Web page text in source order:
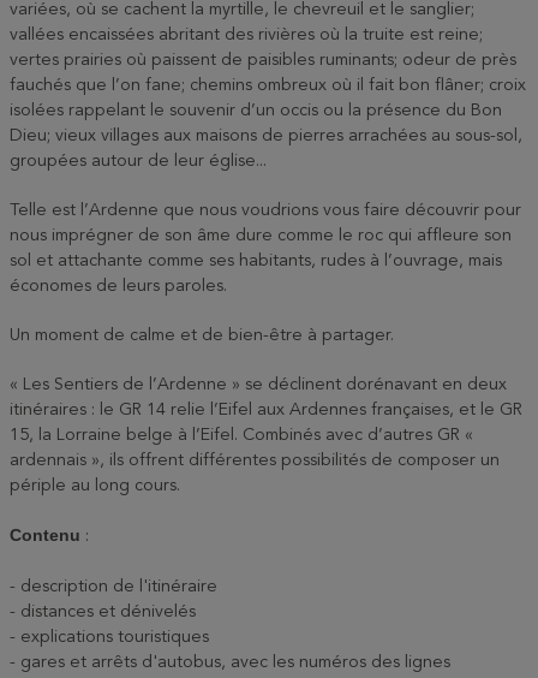
variées, où se cachent la myrtille, le chevreuil et le sanglier;
vallées encaissées abritant des rivières où la truite est reine;
vertes prairies où paissent de paisibles ruminants; odeur de près
fauchés que l’on fane; chemins ombreux où il fait bon flâner; croix
isolées rappelant le souvenir d’un occis ou la présence du Bon
Dieu; vieux villages aux maisons de pierres arrachées au sous-sol,
groupées autour de leur église...
Telle est l’Ardenne que nous voudrions vous faire découvrir pour
nous imprégner de son âme dure comme le roc qui affleure son
sol et attachante comme ses habitants, rudes à l’ouvrage, mais
économes de leurs paroles.
Un moment de calme et de bien-être à partager.
« Les Sentiers de l’Ardenne » se déclinent dorénavant en deux
itinéraires : le GR 14 relie l’Eifel aux Ardennes françaises, et le GR
15, la Lorraine belge à l’Eifel. Combinés avec d’autres GR «
ardennais », ils offrent différentes possibilités de composer un
périple au long cours.
Contenu :
- description de l'itinéraire
- distances et dénivelés
- explications touristiques
- gares et arrêts d'autobus, avec les numéros des lignes